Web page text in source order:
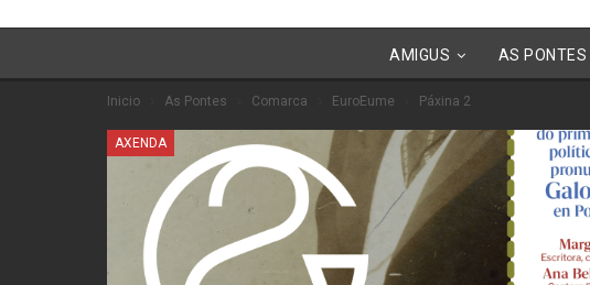
AMIGUS AS PONTES
Inicio As Pontes Comarca EuroEume Páxina 2
AXENDA